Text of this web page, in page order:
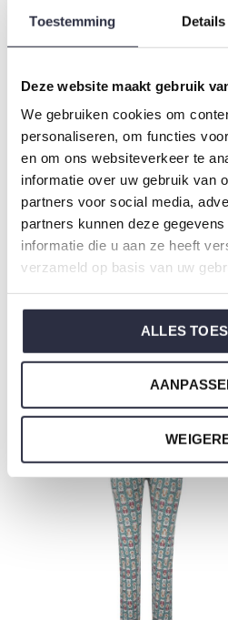
Toestemming Details
Deze website maakt gebruik
We gebruiken cookies om
personaliseren, om functies
en om ons websiteverkeer te
informatie over uw gebruik van
partners voor social media,
partners kunnen deze
informatie die u aan ze heeft
verzameld op basis van uw
ALLES
Farbe: Ocean
Die Nachtwäsche von Charlie
einem wunderbar weichen
Passform.
Sie sind sich nicht sicher,
Nachtwäsche wählen sollen?
Choe.
Nicht ze vergessen